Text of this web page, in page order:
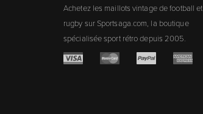
Achetez les maillots vintage de football et
rugby sur Sportsaga.com, la boutique
spécialisée sport rétro depuis 2005.